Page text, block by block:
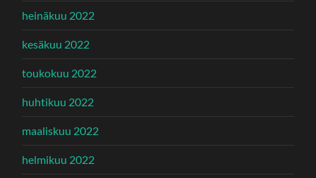
heinäkuu 2022
kesäkuu 2022
toukokuu 2022
huhtikuu 2022
maaliskuu 2022
helmikuu 2022